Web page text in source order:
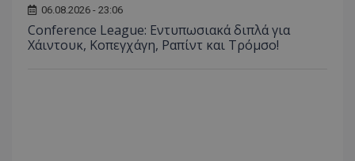
06.08.2026 - 23:06
Conference League: Εντυπωσιακά διπλά για
Χάιντουκ, Κοπεγχάγη, Ραπίντ και Τρόμσο!